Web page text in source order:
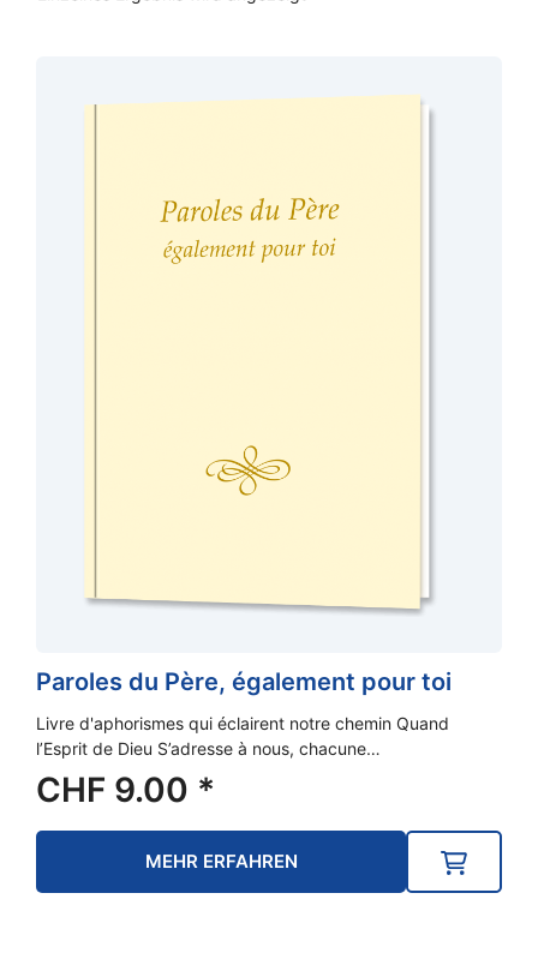
Paroles du Père, également pour toi
Livre d'aphorismes qui éclairent notre chemin Quand
l’Esprit de Dieu S’adresse à nous, chacune…
CHF 9.00 *
MEHR ERFAHREN